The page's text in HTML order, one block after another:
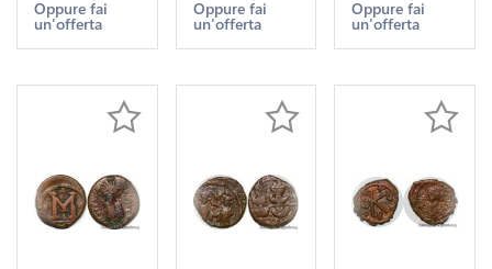
>Faire Offre
Oppure fai
un'offerta
identifierer -
>Faire Offre
Oppure fai
un'offerta
>Faire Offre
Oppure fai
un'offerta